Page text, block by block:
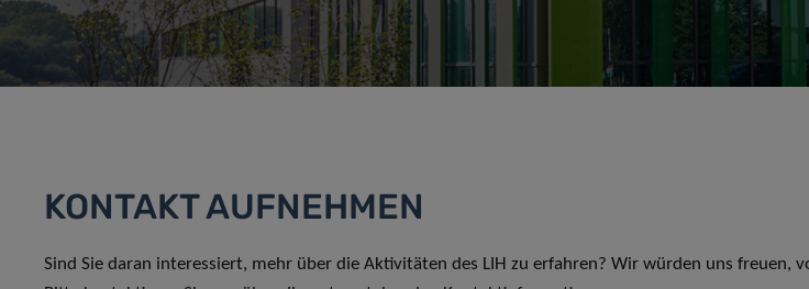
KONTAKT AUFNEHMEN
Sind Sie daran interessiert, mehr über die Aktivitäten des LIH zu erfahren? Wir würden uns freuen,